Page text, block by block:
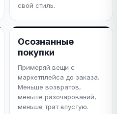
свой стиль.
Осознанные
покупки
Примеряй вещи с
маркетплейса до заказа.
Меньше возвратов,
меньше разочарований,
меньше трат впустую.